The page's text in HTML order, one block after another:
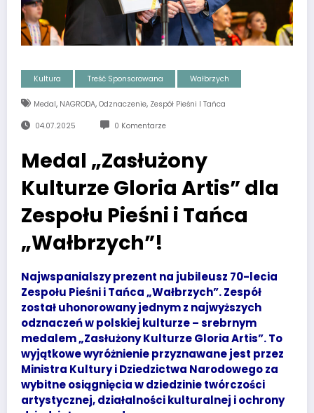
Kultura Treść Sponsorowana Wałbrzych
Medal, NAGRODA, Odznaczenie, Zespół Pieśni I Tańca
04.07.2025 0 Komentarze
Medal „Zasłużony
Kulturze Gloria Artis” dla
Zespołu Pieśni i Tańca
„Wałbrzych”!
Najwspanialszy prezent na jubileusz 70-lecia
Zespołu Pieśni i Tańca „Wałbrzych”. Zespół
został uhonorowany jednym z najwyższych
odznaczeń w polskiej kulturze – srebrnym
medalem „Zasłużony Kulturze Gloria Artis”. To
wyjątkowe wyróżnienie przyznawane jest przez
Ministra Kultury i Dziedzictwa Narodowego za
wybitne osiągnięcia w dziedzinie twórczości
artystycznej, działalności kulturalnej i ochrony